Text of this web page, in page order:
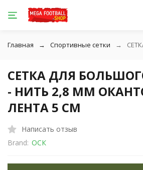
Главная Спортивные сетки
СЕТКА ДЛЯ
- НИТЬ 2,8 ММ
ЛЕНТА 5 СМ
Написать отзыв
Brand: ОСК